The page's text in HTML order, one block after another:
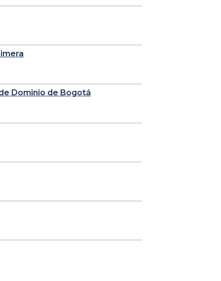
Dominio de Bogotá